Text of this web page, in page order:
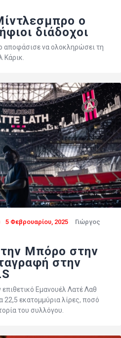
ο
διάδοχοι
αποφάσισε να ολοκληρώσει τη
Κάρικ.
5 Φεβρουαρίου, 2025
Γιώργος
Μπόρο στην
στην
Εμανουέλ Λατέ Λαθ
22,5 εκατομμύρια λίρες, ποσό
του συλλόγου.